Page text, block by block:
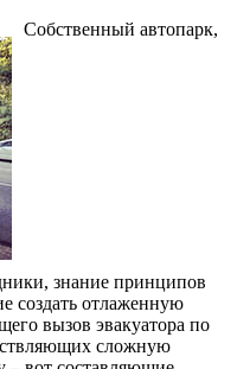
Собственный автопарк,
знание принципов
создать отлаженную
вызов эвакуатора по
сложную